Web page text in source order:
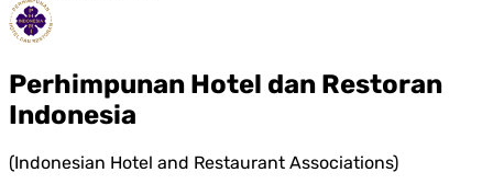
Perhimpunan Hotel dan Restoran
Indonesia
(Indonesian Hotel and Restaurant Associations)